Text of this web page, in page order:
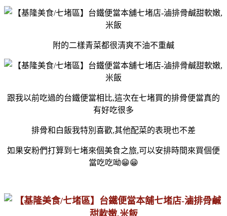
附的二樣青菜都很清爽不油不重鹹
跟我以前吃過的台鐵便當相比,這次在七堵買的排骨便當真的
有好吃很多
排骨和白飯我特別喜歡,其他配菜的表現也不差
如果安粉們打算到七堵來個美食之旅,可以安排時間來買個便
當吃吃呦😁😁